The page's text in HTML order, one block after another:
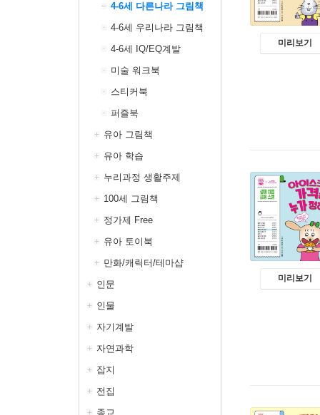
4-6세 다른나라 그림책
4-6세 우리나라 그림책
4-6세 IQ/EQ계발
미술 워크북
스티커북
퍼즐북
유아 그림책
유아 학습
누리과정 생활주제
100세 그림책
정가제 Free
유아 토이북
만화/캐릭터/테마샵
인문
인물
자기계발
자연과학
잡지
전집
종교
미리보기
미리보기